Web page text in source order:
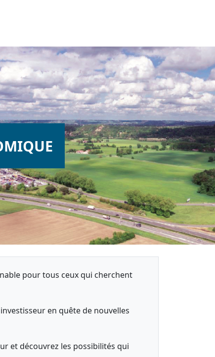
pour tous ceux qui cherchent
en quête de nouvelles
et découvrez les possibilités qui